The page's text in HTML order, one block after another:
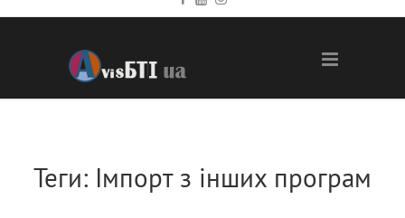
Теги: Імпорт з інших програм